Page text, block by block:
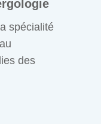
spécialité
des